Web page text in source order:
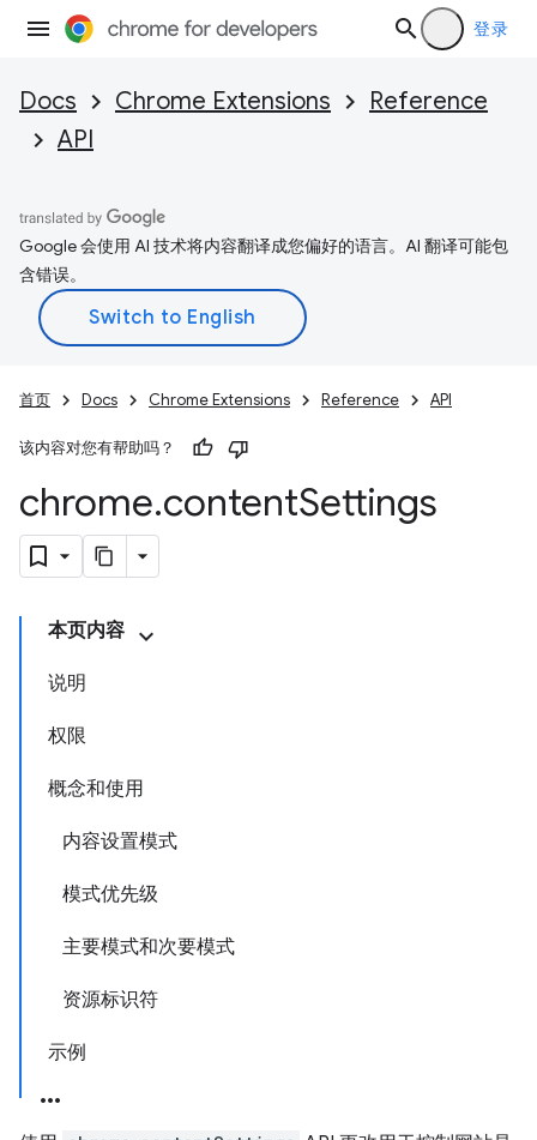
登录
Docs Chrome Extensions
Reference
API
Google 会使用 AI 技术将内容翻译成您偏好的语言。AI 翻译可能包
含错误。
首页 Docs Chrome Extensions Reference API
该内容对您有帮助吗？
chrome.contentSettings
本页内容
说明
权限
概念和使用
内容设置模式
模式优先级
主要模式和次要模式
资源标识符
示例